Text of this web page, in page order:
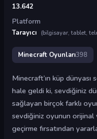
13.642
Platform
Tarayıcı
(bilgisayar, tablet,
Minecraft Oyunları398
Minecraft’ın küp
hale geldi ki, sevdiğiniz
sağlayan birçok farklı
sevdiğiniz oyunun
geçirme fırsatından